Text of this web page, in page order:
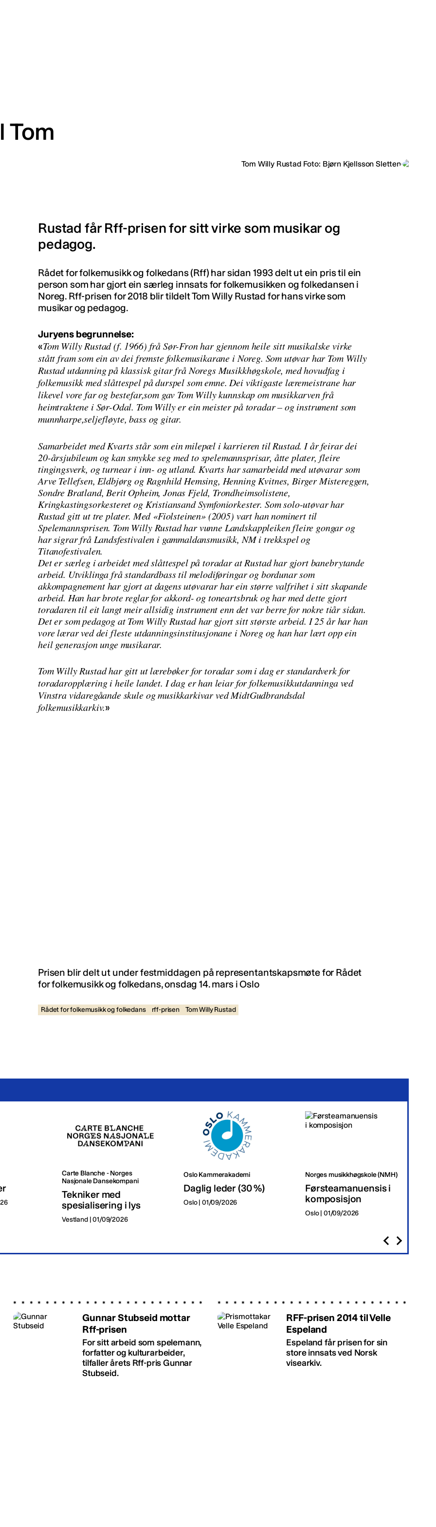
Tom
Rustad får Rff-prisen for sitt virke som musikar og
pedagog.
Rådet for folkemusikk og folkedans (Rff) har sidan 1993 delt ut ein pris til ein
person som har gjort ein særleg innsats for folkemusikken og folkedansen i
Noreg. Rff-prisen for 2018 blir tildelt Tom Willy Rustad for hans virke som
musikar og pedagog.
Juryens begrunnelse:
«Tom Willy Rustad (f. 1966) frå Sør-Fron har gjennom heile sitt musikalske virke
stått fram som ein av dei fremste folkemusikarane i Noreg. Som utøvar har Tom Willy
Rustad utdanning på klassisk gitar frå Noregs Musikkhøgskole, med hovudfag i
folkemusikk med slåttespel på durspel som emne. Dei viktigaste læremeistrane har
likevel vore far og bestefar,som gav Tom Willy kunnskap om musikkarven frå
heimtraktene i Sør-Odal. Tom Willy er ein meister på toradar – og instrument som
munnharpe,seljefløyte, bass og gitar.
Samarbeidet med Kvarts står som ein milepæl i karrieren til Rustad. I år feirar dei
20-årsjubileum og kan smykke seg med to spelemannsprisar, åtte plater, fleire
tingingsverk, og turnear i inn- og utland. Kvarts har samarbeidd med utøvarar som
Arve Tellefsen, Eldbjørg og Ragnhild Hemsing, Henning Kvitnes, Birger Mistereggen,
Sondre Bratland, Berit Opheim, Jonas Fjeld, Trondheimsolistene,
Kringkastingsorkesteret og Kristiansand Symfoniorkester. Som solo-utøvar har
Rustad gitt ut tre plater. Med «Fiolsteinen» (2005) vart han nominert til
Spelemannsprisen. Tom Willy Rustad har vunne Landskappleiken fleire gongar og
har sigrar frå Landsfestivalen i gammaldansmusikk, NM i trekkspel og
Titanofestivalen.
Det er særleg i arbeidet med slåttespel på toradar at Rustad har gjort banebrytande
arbeid. Utviklinga frå standardbass til melodiføringar og bordunar som
akkompagnement har gjort at dagens utøvarar har ein større valfrihet i sitt skapande
arbeid. Han har brote reglar for akkord- og toneartsbruk og har med dette gjort
toradaren til eit langt meir allsidig instrument enn det var berre for nokre tiår sidan.
Det er som pedagog at Tom Willy Rustad har gjort sitt største arbeid. I 25 år har han
vore lærar ved dei fleste utdanningsinstitusjonane i Noreg og han har lært opp ein
heil generasjon unge musikarar.
Tom Willy Rustad har gitt ut lærebøker for toradar som i dag er standardverk for
toradaropplæring i heile landet. I dag er han leiar for folkemusikkutdanninga ved
Vinstra vidaregåande skule og musikkarkivar ved MidtGudbrandsdal
folkemusikkarkiv.»
Prisen blir delt ut under festmiddagen på representantskapsmøte for Rådet
for folkemusikk og folkedans, onsdag 14. mars i Oslo
Rådet for folkemusikk og folkedans rff-prisen Tom Willy Rustad
Carte Blanche - Norges
Nasjonale Dansekompani
Tekniker med
spesialisering i lys
Vestland | 01/09/2026
Oslo Kammerakademi
Daglig leder (30 %)
Oslo | 01/09/2026
Norges musikkhøgskole (NMH)
Førsteamanuensis i
komposisjon
Oslo | 01/09/2026
Gunnar Stubseid mottar
Rff-prisen
For sitt arbeid som spelemann,
forfatter og kulturarbeider,
tilfaller årets Rff-pris Gunnar
Stubseid.
RFF-prisen 2014 til Velle
Espeland
Espeland får prisen for sin
store innsats ved Norsk
visearkiv.